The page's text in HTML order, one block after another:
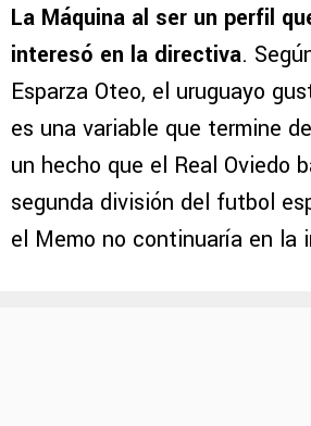
La Máquina al ser un perfil
interesó en la directiva.
Esparza Oteo, el uruguayo
es una variable que termine
un hecho que el Real Oviedo
segunda división del futbol
el Memo no continuaría en la